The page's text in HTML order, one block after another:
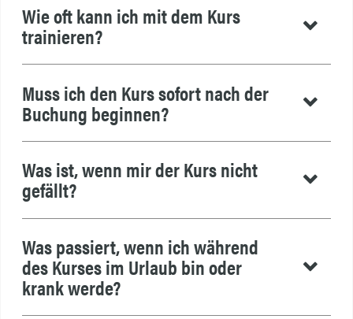
Wie oft kann ich mit dem Kurs
trainieren?
Muss ich den Kurs sofort nach der
Buchung beginnen?
Was ist, wenn mir der Kurs nicht
gefällt?
Was passiert, wenn ich während
des Kurses im Urlaub bin oder
krank werde?